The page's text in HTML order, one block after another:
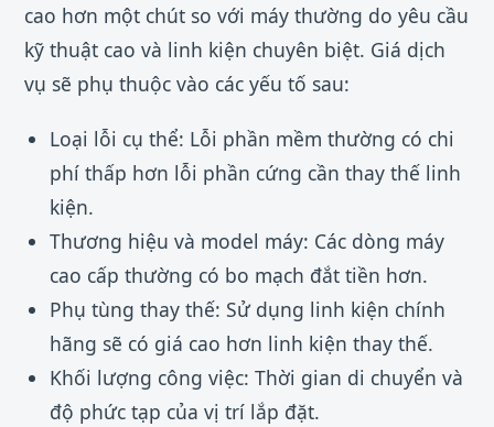
cao hơn một chút so với máy thường do yêu cầu
kỹ thuật cao và linh kiện chuyên biệt. Giá dịch
vụ sẽ phụ thuộc vào các yếu tố sau:
Loại lỗi cụ thể: Lỗi phần mềm thường có chi
phí thấp hơn lỗi phần cứng cần thay thế linh
kiện.
Thương hiệu và model máy: Các dòng máy
cao cấp thường có bo mạch đắt tiền hơn.
Phụ tùng thay thế: Sử dụng linh kiện chính
hãng sẽ có giá cao hơn linh kiện thay thế.
Khối lượng công việc: Thời gian di chuyển và
độ phức tạp của vị trí lắp đặt.